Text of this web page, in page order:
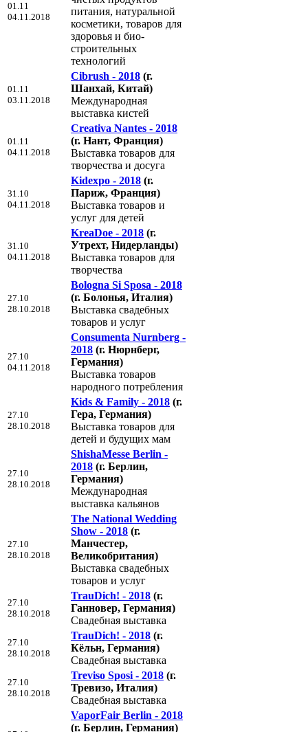
01.11
04.11.2018
питания, натуральной
косметики, товаров для
здоровья и био-
строительных
технологий
01.11
03.11.2018
Cibrush - 2018 (г.
Шанхай, Китай)
Международная
выставка кистей
01.11
04.11.2018
Creativa Nantes - 2018
(г. Нант, Франция)
Выставка товаров для
творчества и досуга
31.10
04.11.2018
Kidexpo - 2018 (г.
Париж, Франция)
Выставка товаров и
услуг для детей
31.10
04.11.2018
KreaDoe - 2018 (г.
Утрехт, Нидерланды)
Выставка товаров для
творчества
27.10
28.10.2018
Bologna Si Sposa - 2018
(г. Болонья, Италия)
Выставка свадебных
товаров и услуг
27.10
04.11.2018
Consumenta Nurnberg -
2018 (г. Нюрнберг,
Германия)
Выставка товаров
народного потребления
27.10
28.10.2018
Kids & Family - 2018 (г.
Гера, Германия)
Выставка товаров для
детей и будущих мам
27.10
28.10.2018
ShishaMesse Berlin -
2018 (г. Берлин,
Германия)
Международная
выставка кальянов
27.10
28.10.2018
The National Wedding
Show - 2018 (г.
Манчестер,
Великобритания)
Выставка свадебных
товаров и услуг
27.10
28.10.2018
TrauDich! - 2018 (г.
Ганновер, Германия)
Свадебная выставка
27.10
28.10.2018
TrauDich! - 2018 (г.
Кёльн, Германия)
Свадебная выставка
27.10
28.10.2018
Treviso Sposi - 2018 (г.
Тревизо, Италия)
Свадебная выставка
VaporFair Berlin - 2018
(г. Берлин, Германия)